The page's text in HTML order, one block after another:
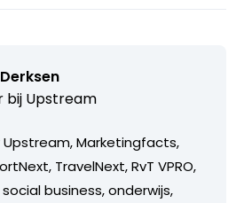
bij Upstream
Marketingfacts,
TravelNext, RvT VPRO,
social business, onderwijs,